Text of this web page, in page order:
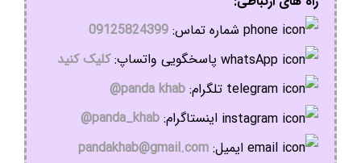
شماره تماس: 09125824399
پاسخگویی واتساپ:کلیک کنید
تلگرام: panda khab@
اینستاگرام: panda_khab@
ایمیل: pandakhab@gmail.com